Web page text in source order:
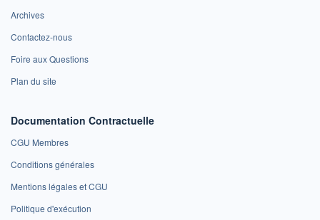
Archives
Contactez-nous
Foire aux Questions
Plan du site
Documentation Contractuelle
CGU Membres
Conditions générales
Mentions légales et CGU
Politique d'exécution